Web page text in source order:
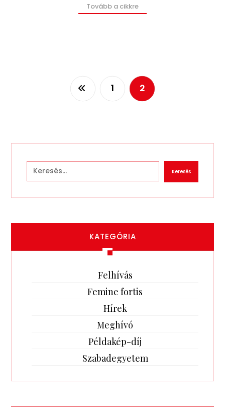
Tovább a cikkre
1 2
Keresés
KATEGÓRIA
Felhívás
Femine fortis
Hírek
Meghívó
Példakép-díj
Szabadegyetem